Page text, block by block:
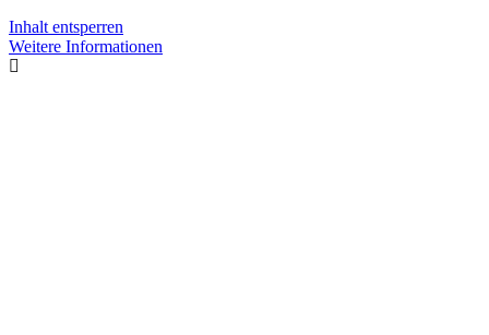
Inhalt entsperren
Weitere Informationen